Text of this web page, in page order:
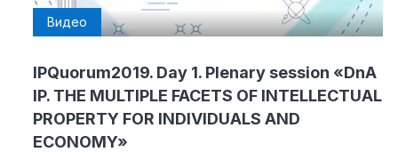
Видео
IPQuorum2019. Day 1. Plenary session «DnA
IP. THE MULTIPLE FACETS OF INTELLECTUAL
PROPERTY FOR INDIVIDUALS AND
ECONOMY»